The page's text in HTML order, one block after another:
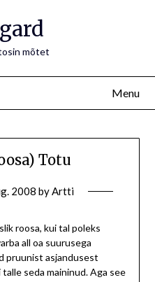
mõtet
Menu
Totu
2008 byArtti
roosa, kui tal poleks
all oa suurusega
pruunist asjandusest
seda maininud. Aga see